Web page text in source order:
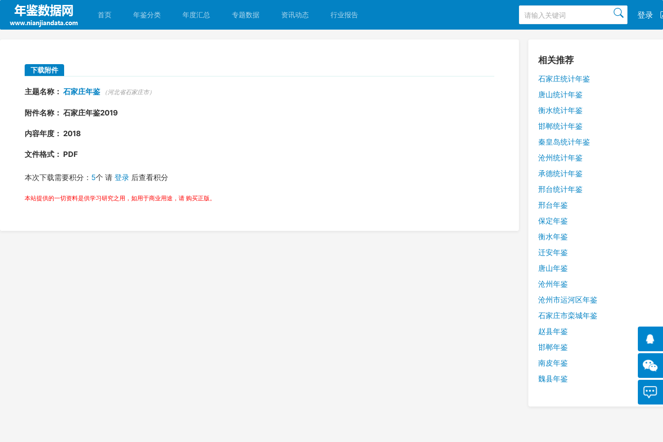
登录
首页 年鉴分类 年度汇总 专题数据 资讯动态 行业报告
下载附件
主题名称： 石家庄年鉴 （河北省石家庄市）
附件名称： 石家庄年鉴2019
内容年度： 2018
文件格式： PDF
本次下载需要积分： 5个 请 登录 后查看积分
本站提供的一切资料是供学习研究之用，如用于商业用途，请 购买正版。
相关推荐
石家庄统计年鉴
唐山统计年鉴
衡水统计年鉴
邯郸统计年鉴
秦皇岛统计年鉴
沧州统计年鉴
承德统计年鉴
邢台统计年鉴
邢台年鉴
保定年鉴
衡水年鉴
迁安年鉴
唐山年鉴
沧州年鉴
沧州市运河区年鉴
石家庄市栾城年鉴
赵县年鉴
邯郸年鉴
南皮年鉴
魏县年鉴